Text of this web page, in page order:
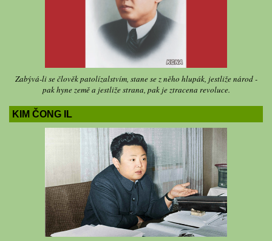
Zabývá-li se člověk patolízalstvím, stane se z něho hlupák, jestliže národ -
pak hyne země a jestliže strana, pak je ztracena revoluce.
KIM ČONG IL